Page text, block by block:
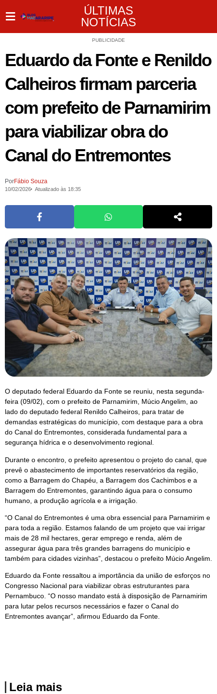
ÚLTIMAS
NOTÍCIAS
PUBLICIDADE
Eduardo da Fonte e Renildo
Calheiros firmam parceria
com prefeito de Parnamirim
para viabilizar obra do
Canal do Entremontes
PorFábio Souza
10/02/2026 Atualizado às 18:35
O deputado federal Eduardo da Fonte se reuniu, nesta segunda-
feira (09/02), com o prefeito de Parnamirim, Múcio Angelim, ao
lado do deputado federal Renildo Calheiros, para tratar de
demandas estratégicas do município, com destaque para a obra
do Canal do Entremontes, considerada fundamental para a
segurança hídrica e o desenvolvimento regional.
Durante o encontro, o prefeito apresentou o projeto do canal, que
prevê o abastecimento de importantes reservatórios da região,
como a Barragem do Chapéu, a Barragem dos Cachimbos e a
Barragem do Entremontes, garantindo água para o consumo
humano, a produção agrícola e a irrigação.
“O Canal do Entremontes é uma obra essencial para Parnamirim e
para toda a região. Estamos falando de um projeto que vai irrigar
mais de 28 mil hectares, gerar emprego e renda, além de
assegurar água para três grandes barragens do município e
também para cidades vizinhas”, destacou o prefeito Múcio Angelim.
Eduardo da Fonte ressaltou a importância da união de esforços no
Congresso Nacional para viabilizar obras estruturantes para
Pernambuco. “O nosso mandato está à disposição de Parnamirim
para lutar pelos recursos necessários e fazer o Canal do
Entremontes avançar”, afirmou Eduardo da Fonte.
Leia mais